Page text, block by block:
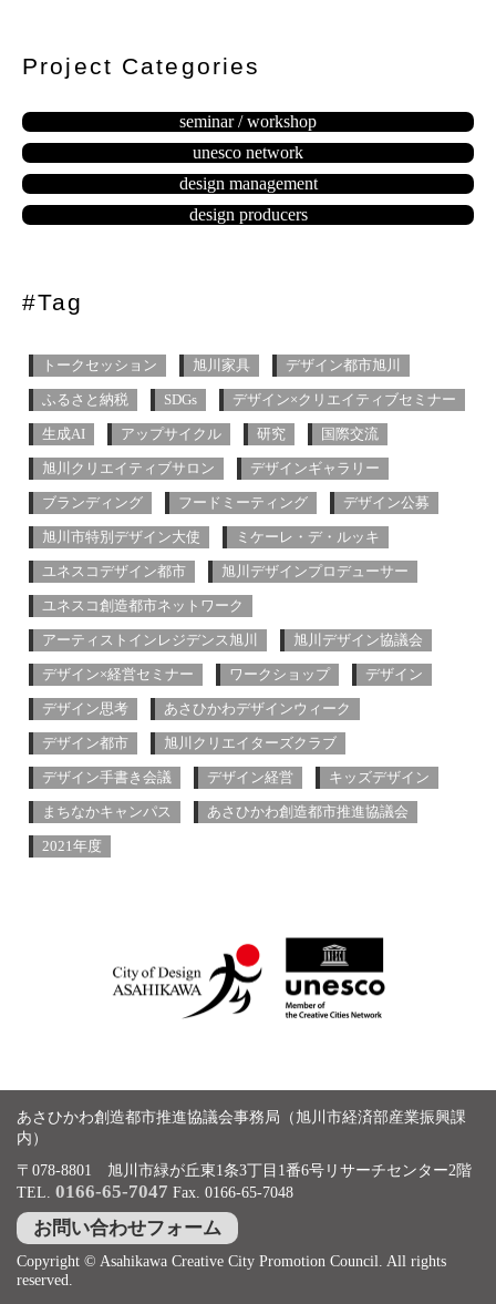
Project Categories
seminar / workshop
unesco network
design management
design producers
#Tag
トークセッション 旭川家具 デザイン都市旭川
ふるさと納税 SDGs デザイン×クリエイティブセミナー
生成AI アップサイクル 研究 国際交流
旭川クリエイティブサロン デザインギャラリー
ブランディング フードミーティング デザイン公募
旭川市特別デザイン大使 ミケーレ・デ・ルッキ
ユネスコデザイン都市 旭川デザインプロデューサー
ユネスコ創造都市ネットワーク
アーティストインレジデンス旭川 旭川デザイン協議会
デザイン×経営セミナー ワークショップ デザイン
デザイン思考 あさひかわデザインウィーク
デザイン都市 旭川クリエイターズクラブ
デザイン手書き会議 デザイン経営 キッズデザイン
まちなかキャンパス あさひかわ創造都市推進協議会
2021年度
あさひかわ創造都市推進協議会事務局（旭川市経済部産業振興課
内）
〒078-8801 旭川市緑が丘東1条3丁目1番6号リサーチセンター2階
TEL. 0166-65-7047 Fax. 0166-65-7048
お問い合わせフォーム
Copyright © Asahikawa Creative City Promotion Council. All rights
reserved.